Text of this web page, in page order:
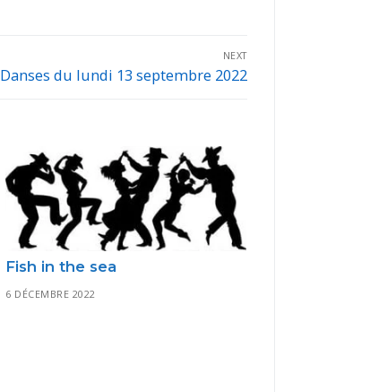
NEXT
Next
Danses du lundi 13 septembre 2022
Fish in the sea
6 DÉCEMBRE 2022